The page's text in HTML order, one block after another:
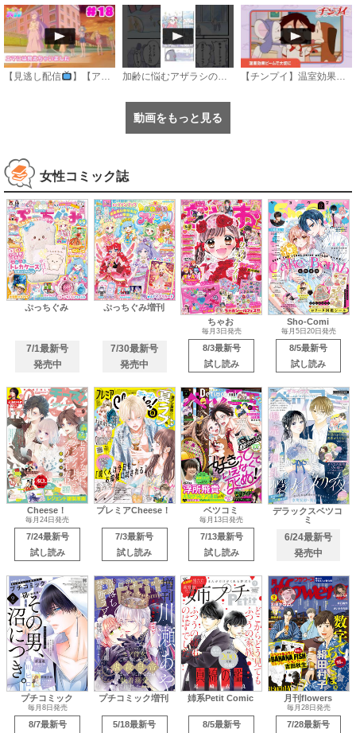
【見逃し配信 】【アニメ】『おねがいアイプリ』第１８話：エマには見えちゃいました 加齢に悩むアザラシの話 #のざらしちゃん #漫画 #サンデーうぇぶり 【チンプイ】温室効果ビームで大切に《公式》
動画をもっと見る
女性コミック誌
ぷっちぐみ
7/1最新号
発売中
ぷっちぐみ増刊
7/30最新号
発売中
ちゃお
毎月3日発売
8/3最新号
試し読み
Sho-Comi
毎月5日20日発売
8/5最新号
試し読み
Cheese！
毎月24日発売
7/24最新号
試し読み
プレミアCheese！
7/3最新号
試し読み
ベツコミ
毎月13日発売
7/13最新号
試し読み
デラックスベツコ
ミ
6/24最新号
発売中
プチコミック
毎月8日発売
8/7最新号
プチコミック増刊
5/18最新号
姉系Petit Comic
8/5最新号
月刊flowers
毎月28日発売
7/28最新号